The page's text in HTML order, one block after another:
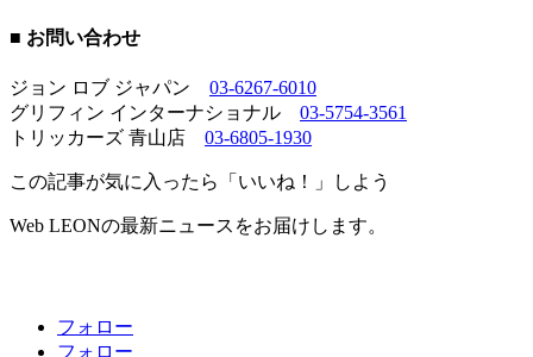
■ お問い合わせ
ジョン ロブ ジャパン 03-6267-6010
グリフィン インターナショナル 03-5754-3561
トリッカーズ 青山店 03-6805-1930
この記事が気に入ったら「いいね！」しよう
Web LEONの最新ニュースをお届けします。
フォロー
フォロー